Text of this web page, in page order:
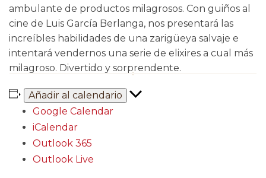
ambulante de productos milagrosos. Con guiños al
cine de Luis García Berlanga, nos presentará las
increíbles habilidades de una zarigüeya salvaje e
intentará vendernos una serie de elixires a cual más
milagroso. Divertido y sorprendente.
Añadir al calendario
Google Calendar
iCalendar
Outlook 365
Outlook Live